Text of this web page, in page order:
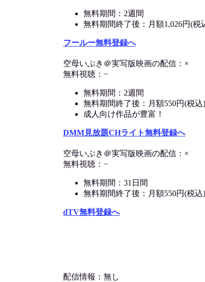
無料期間：2週間
無料期間終了後：月額1,026円(税
フールー無料登録へ
空母いぶき＠実写版映画の配信：×
無料視聴：−
無料期間：2週間
無料期間終了後：月額550円(税込)
成人向け作品が豊富！
DMM見放題CHライト無料登録へ
空母いぶき＠実写版映画の配信：×
無料視聴：−
無料期間：31日間
無料期間終了後：月額550円(税込)
dTV無料登録へ
配信情報：無し